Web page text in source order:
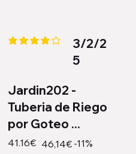
de 5
la calificación promedio es 4 de
3/2/2
5
Jardin202 -
Tuberia de Riego
por Goteo ...
41.16€ 46,14€ -11%